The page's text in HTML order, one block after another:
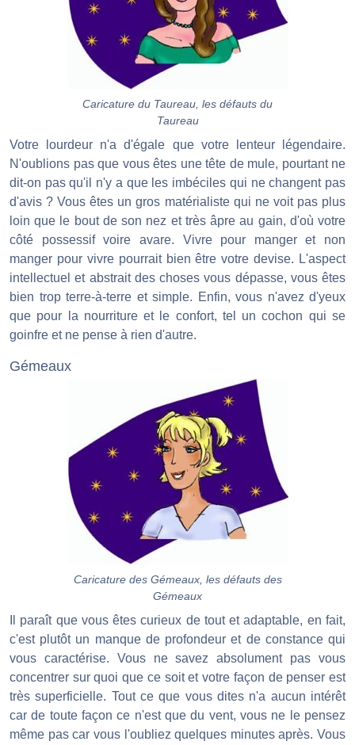
Caricature du Taureau, les défauts du
Taureau
Votre lourdeur n'a d'égale que votre lenteur légendaire.
N'oublions pas que vous êtes une tête de mule, pourtant ne
dit-on pas qu'il n'y a que les imbéciles qui ne changent pas
d'avis ? Vous êtes un gros matérialiste qui ne voit pas plus
loin que le bout de son nez et très âpre au gain, d'où votre
côté possessif voire avare. Vivre pour manger et non
manger pour vivre pourrait bien être votre devise. L'aspect
intellectuel et abstrait des choses vous dépasse, vous êtes
bien trop terre-à-terre et simple. Enfin, vous n'avez d'yeux
que pour la nourriture et le confort, tel un cochon qui se
goinfre et ne pense à rien d'autre.
Gémeaux
Caricature des Gémeaux, les défauts des
Gémeaux
Il paraît que vous êtes curieux de tout et adaptable, en fait,
c'est plutôt un manque de profondeur et de constance qui
vous caractérise. Vous ne savez absolument pas vous
concentrer sur quoi que ce soit et votre façon de penser est
très superficielle. Tout ce que vous dites n'a aucun intérêt
car de toute façon ce n'est que du vent, vous ne le pensez
même pas car vous l'oubliez quelques minutes après. Vous